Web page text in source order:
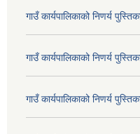
गाउँ कार्यपालिकाको निणर्य
गाउँ कार्यपालिकाको निणर्य
गाउँ कार्यपालिकाको निणर्य